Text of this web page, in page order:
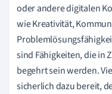
oder andere digitalen
wie Kreativität,
sind Fähigkeiten, die in
begehrt sein werden.
sicherlich dazu bereit,